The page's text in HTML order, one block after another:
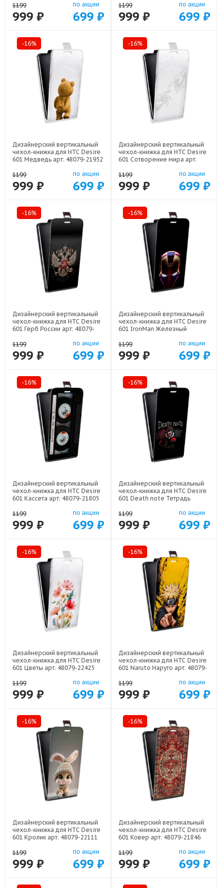
1199
999 ₽
по акции
699 ₽
1199
999 ₽
по акции
699 ₽
-16%
Дизайнерский вертикальный
чехол-книжка для HTC Desire
601 Медведь арт: 48079-21952
1199
999 ₽
по акции
699 ₽
-16%
Дизайнерский вертикальный
чехол-книжка для HTC Desire
601 Сотворение мира арт:
1199
999 ₽
по акции
699 ₽
-16%
Дизайнерский вертикальный
чехол-книжка для HTC Desire
601 Герб России арт: 48079-
1199
999 ₽
по акции
699 ₽
-16%
Дизайнерский вертикальный
чехол-книжка для HTC Desire
601 IronMan Железный
1199
999 ₽
по акции
699 ₽
-16%
Дизайнерский вертикальный
чехол-книжка для HTC Desire
601 Кассета арт: 48079-21805
1199
999 ₽
по акции
699 ₽
-16%
Дизайнерский вертикальный
чехол-книжка для HTC Desire
601 Death note Тетрадь
1199
999 ₽
по акции
699 ₽
-16%
Дизайнерский вертикальный
чехол-книжка для HTC Desire
601 Цветы арт: 48079-22425
1199
999 ₽
по акции
699 ₽
-16%
Дизайнерский вертикальный
чехол-книжка для HTC Desire
601 Naruto Наруто арт: 48079-
1199
999 ₽
по акции
699 ₽
-16%
Дизайнерский вертикальный
чехол-книжка для HTC Desire
601 Кролик арт: 48079-22111
1199
999 ₽
по акции
699 ₽
-16%
Дизайнерский вертикальный
чехол-книжка для HTC Desire
601 Ковер арт: 48079-21846
1199
999 ₽
по акции
699 ₽